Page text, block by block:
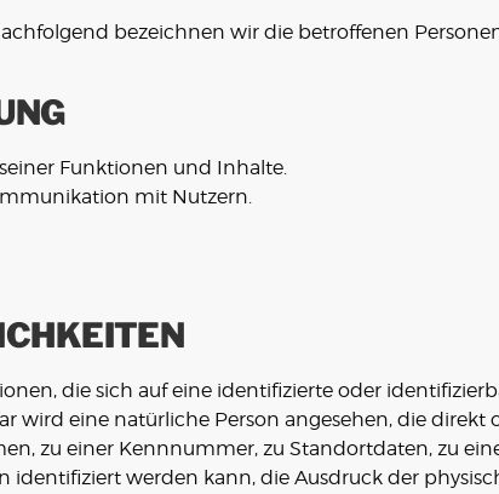
bezeichnen wir die betroffenen
Funktionen und Inhalte.
mit Nutzern.
die sich auf eine identifizierte oder
wird eine natürliche Person angesehen, die
zu einer Kennnummer, zu Standortdaten, zu
werden kann, die Ausdruck der